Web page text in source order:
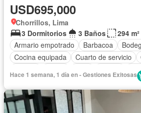
USD695,000
Chorrillos, Lima
3 Dormitorios
3 Baños
294 m²
Armario empotrado
Barbacoa
Cocina equipada
Cuarto de servicio
Hace 1 semana, 1 día en - Gestiones Exitosas